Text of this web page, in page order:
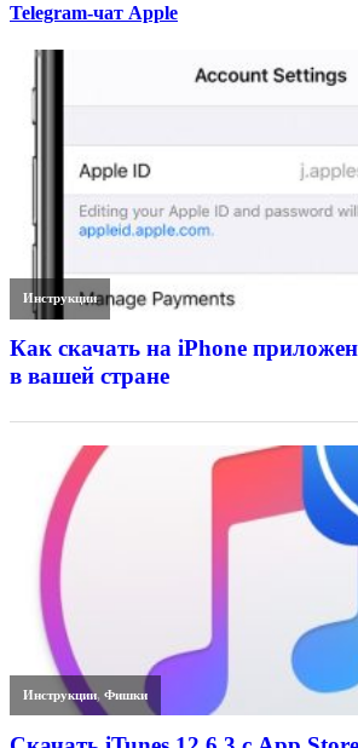
Telegram-чат Apple
Инструкции
Как скачать на iPhone
в вашей стране
Инструкции,Фишки